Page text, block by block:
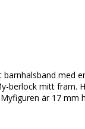
barnhalsband med
berlock mitt fram.
är 17 mm